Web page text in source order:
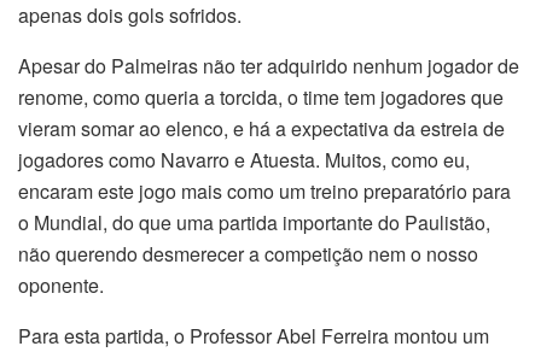
apenas dois gols sofridos.
Apesar do Palmeiras não ter adquirido nenhum jogador de
renome, como queria a torcida, o time tem jogadores que
vieram somar ao elenco, e há a expectativa da estreia de
jogadores como Navarro e Atuesta. Muitos, como eu,
encaram este jogo mais como um treino preparatório para
o Mundial, do que uma partida importante do Paulistão,
não querendo desmerecer a competição nem o nosso
oponente.
Para esta partida, o Professor Abel Ferreira montou um